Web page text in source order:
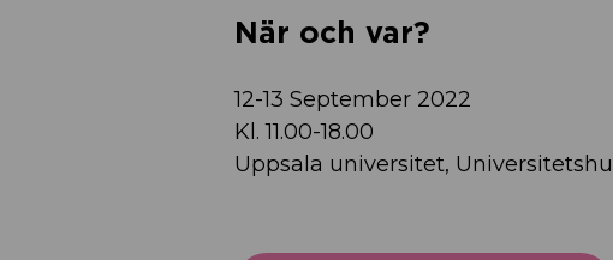
När och var?
12-13 September 2022
Kl. 11.00-18.00
Uppsala universitet,